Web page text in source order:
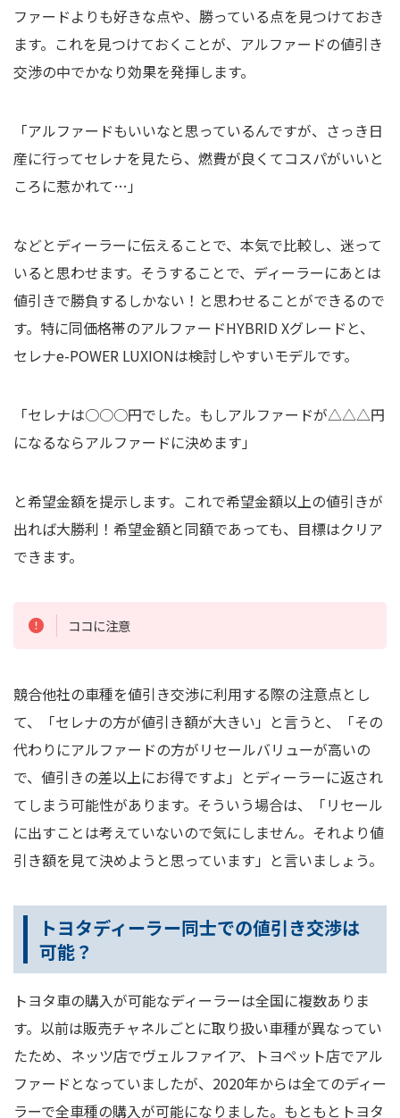
ファードよりも好きな点や、勝っている点を見つけておき
ます。これを見つけておくことが、アルファードの値引き
交渉の中でかなり効果を発揮します。
「アルファードもいいなと思っているんですが、さっき日
産に行ってセレナを見たら、燃費が良くてコスパがいいと
ころに惹かれて…」
などとディーラーに伝えることで、本気で比較し、迷って
いると思わせます。そうすることで、ディーラーにあとは
値引きで勝負するしかない！と思わせることができるので
す。特に同価格帯のアルファードHYBRID Xグレードと、
セレナe-POWER LUXIONは検討しやすいモデルです。
「セレナは○○○円でした。もしアルファードが△△△円
になるならアルファードに決めます」
と希望金額を提示します。これで希望金額以上の値引きが
出れば大勝利！希望金額と同額であっても、目標はクリア
できます。
ココに注意
競合他社の車種を値引き交渉に利用する際の注意点とし
て、「セレナの方が値引き額が大きい」と言うと、「その
代わりにアルファードの方がリセールバリューが高いの
で、値引きの差以上にお得ですよ」とディーラーに返され
てしまう可能性があります。そういう場合は、「リセール
に出すことは考えていないので気にしません。それより値
引き額を見て決めようと思っています」と言いましょう。
トヨタディーラー同士での値引き交渉は
可能？
トヨタ車の購入が可能なディーラーは全国に複数ありま
す。以前は販売チャネルごとに取り扱い車種が異なってい
たため、ネッツ店でヴェルファイア、トヨペット店でアル
ファードとなっていましたが、2020年からは全てのディー
ラーで全車種の購入が可能になりました。もともとトヨタ